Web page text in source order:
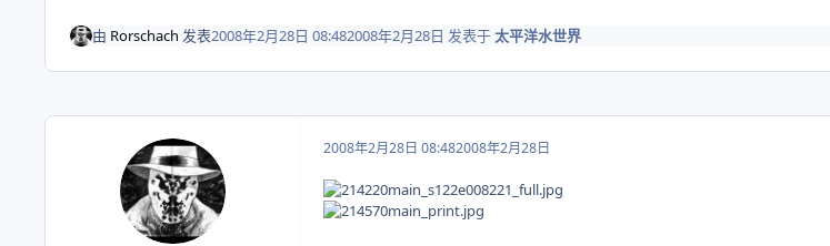
由 Rorschach 发表2008年2月28日 08:482008年2月28日 发表于太平洋水世界
2008年2月28日 08:482008年2月28日